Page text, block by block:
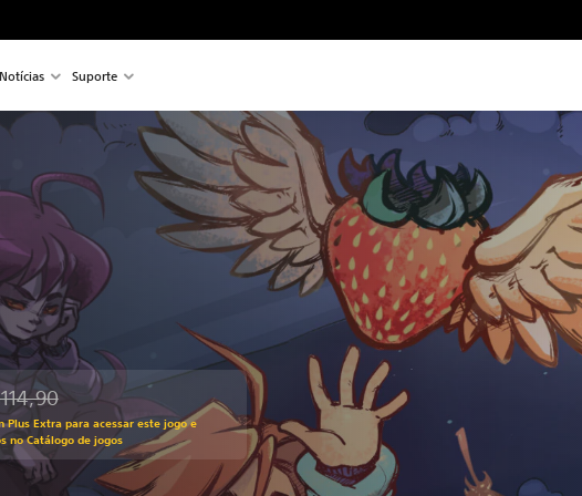
Notícias Suporte
aplicado no preço original de R$114,90
Plus Extra para acessar este jogo e
no Catálogo de jogos